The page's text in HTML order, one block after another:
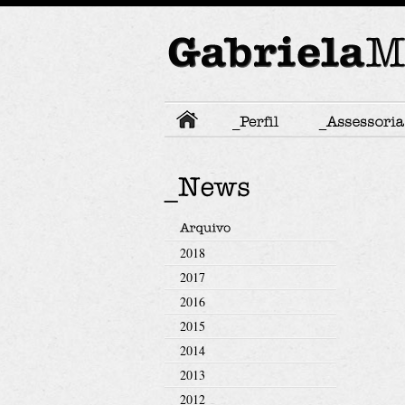
2018
2017
2016
2015
2014
2013
2012